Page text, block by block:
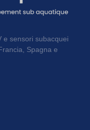
e sensori subacquei
Spagna e